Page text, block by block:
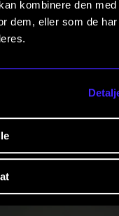
kombinere den med
dem, eller som de
beholder stipend